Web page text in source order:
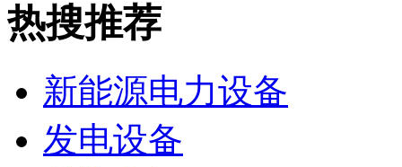
热搜推荐
新能源电力设备
发电设备